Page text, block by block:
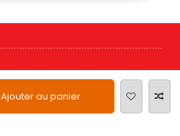
Ajouter au panier